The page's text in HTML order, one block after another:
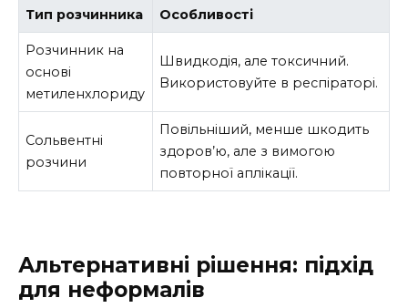
Тип розчинника Особливості
Розчинник на
основі
метиленхлориду
Швидкодія, але токсичний.
Використовуйте в респіраторі.
Сольвентні
розчини
Повільніший, менше шкодить
здоров’ю, але з вимогою
повторної аплікації.
Альтернативні рішення: підхід
для неформалів